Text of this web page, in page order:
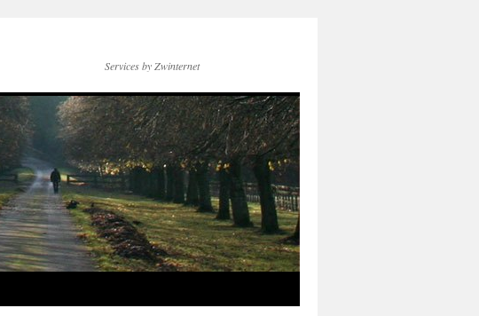
Services by Zwinternet